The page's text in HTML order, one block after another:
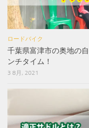
ロードバイク
千葉県富津市の奥地の
ンチタイム！
3 8月, 2021